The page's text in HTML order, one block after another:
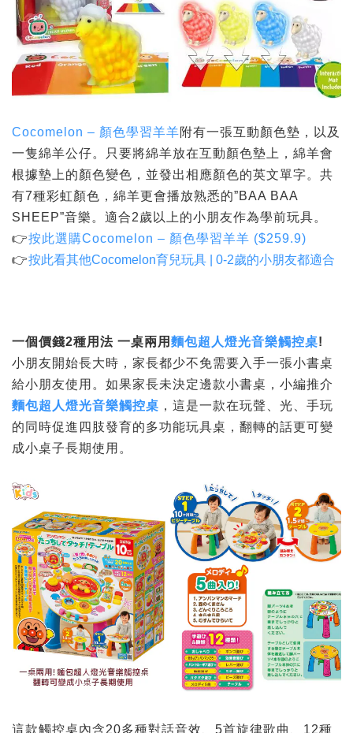
Cocomelon – 顏色學習羊羊附有一張互動顏色墊，以及
一隻綿羊公仔。只要將綿羊放在互動顏色墊上，綿羊會
根據墊上的顏色變色，並發出相應顏色的英文單字。共
有7種彩虹顏色，綿羊更會播放熟悉的”BAA BAA
SHEEP”音樂。適合2歲以上的小朋友作為學前玩具。
👉按此選購Cocomelon – 顏色學習羊羊 ($259.9)
👉按此看其他Cocomelon育兒玩具 | 0-2歲的小朋友都適合
一個價錢2種用法 一桌兩用 麵包超人燈光音樂觸控桌!
小朋友開始長大時，家長都少不免需要入手一張小書桌
給小朋友使用。如果家長未決定邊款小書桌，小編推介
麵包超人燈光音樂觸控桌 ，這是一款在玩聲、光、手玩
的同時促進四肢發育的多功能玩具桌，翻轉的話更可變
成小桌子長期使用。
這款觸控桌內含20多種對話音效、5首旋律歌曲、12種